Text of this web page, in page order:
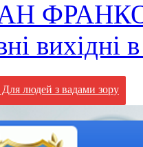
вихідні
Для людей з вадами зору